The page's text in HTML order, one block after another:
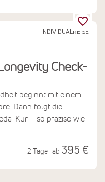
INDIVIDUALREISE
Check-
beginnt mit einem
Dann folgt die
Kur – so präzise wie
2 Tage ab 395 €